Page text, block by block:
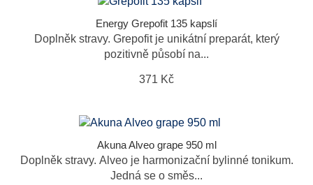
Energy Grepofit 135 kapslí
Doplněk stravy. Grepofit je unikátní preparát, který
pozitivně působí na...
371 Kč
Akuna Alveo grape 950 ml
Doplněk stravy. Alveo je harmonizační bylinné tonikum.
Jedná se o směs...